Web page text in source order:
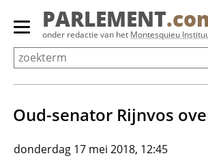
Overslaan
Primair
menu
tonen/verbergen
PARLEMENT
onder redactie van het Montesquieu
Oud-senator Rijnvos
donderdag 17 mei 2018, 12:45